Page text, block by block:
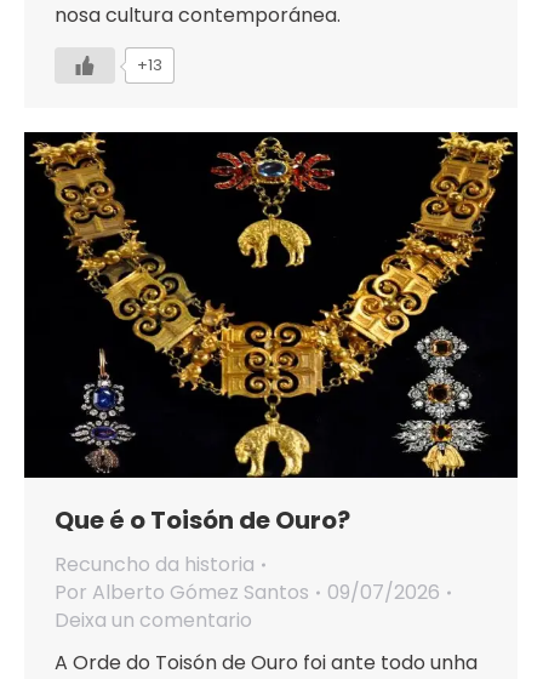
nosa cultura contemporánea.
+13
Que é o Toisón de Ouro?
Recuncho da historia
Por Alberto Gómez Santos
09/07/2026
Deixa un comentario
A Orde do Toisón de Ouro foi ante todo unha